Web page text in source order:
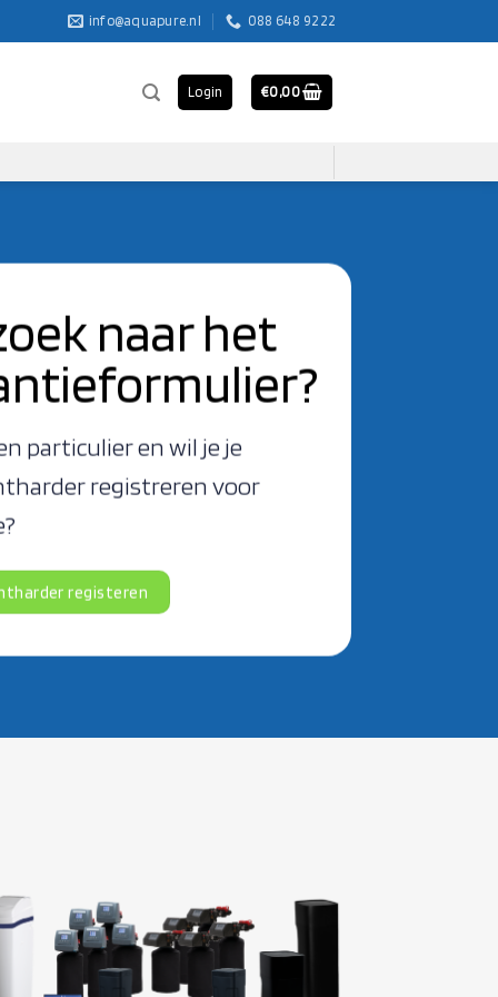
info@aquapure.nl 088 648 92 22
Login €0,00
naar het
particulier en wil je je
registreren voor
registeren